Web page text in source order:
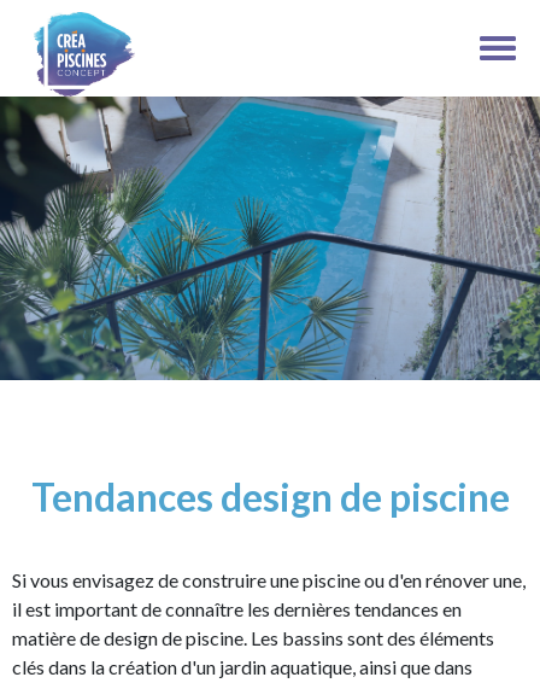
Tendances design de piscine
Si vous envisagez de construire une piscine ou d'en rénover une,
il est important de connaître les dernières tendances en
matière de design de piscine. Les bassins sont des éléments
clés dans la création d'un jardin aquatique, ainsi que dans